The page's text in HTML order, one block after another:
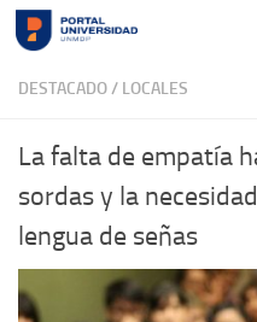
Skip to content
DESTACADO/ LOCALES
La falta de empatía
sordas y la
lengua de señas